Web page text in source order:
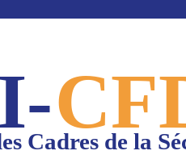
Cadres de la